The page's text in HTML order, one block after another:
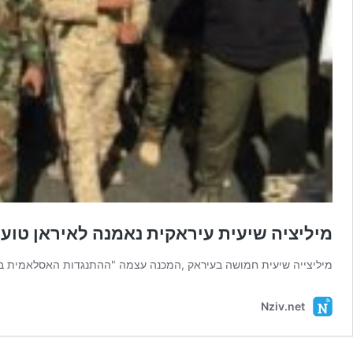
מיליציה שיעית עיראקית נאמנה לאיראן
מיליצייה שיעית חמושה בעיראק ,המכנה עצמה "ההתנגדות האסלאמית
Nziv.net